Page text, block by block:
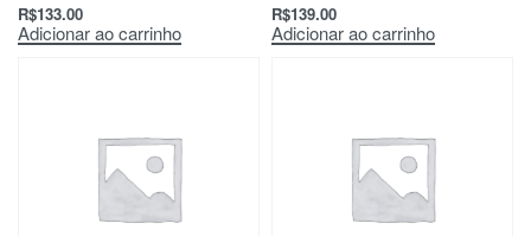
R$133.00
Adicionar ao carrinho
R$139.00
Adicionar ao carrinho